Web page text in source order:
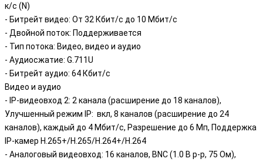
к/с (N)
- Битрейт видео: От 32 Кбит/с до 10 Мбит/с
- Двойной поток: Поддерживается
- Тип потока: Видео, видео и аудио
- Аудиосжатие: G.711U
- Битрейт аудио: 64 Кбит/с
Видео и аудио
- IP-видеовход 2: 2 канала (расширение до 18 каналов),
Улучшенный режим IP: вкл, 8 каналов (расширение до 24
каналов), каждый до 4 Мбит/с, Разрешение до 6 Mп, Поддержка
IP-камер H.265+/H.265/H.264+/H.264
- Аналоговый видеовход: 16 каналов, BNC (1.0 В p-p, 75 Ом),